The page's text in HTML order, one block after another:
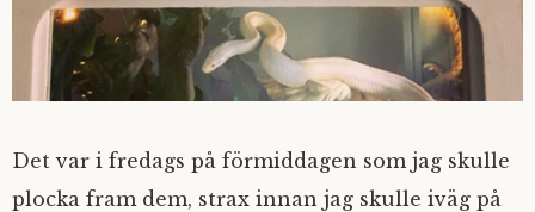
Det var i fredags på förmiddagen som jag skulle
plocka fram dem, strax innan jag skulle iväg på